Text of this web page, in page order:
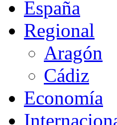
España
Regional
Aragón
Cádiz
Economía